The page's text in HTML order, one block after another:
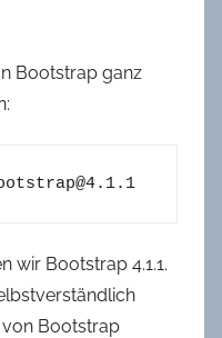
Bootstrap ganz
wir Bootstrap 4.1.1.
von Bootstrap